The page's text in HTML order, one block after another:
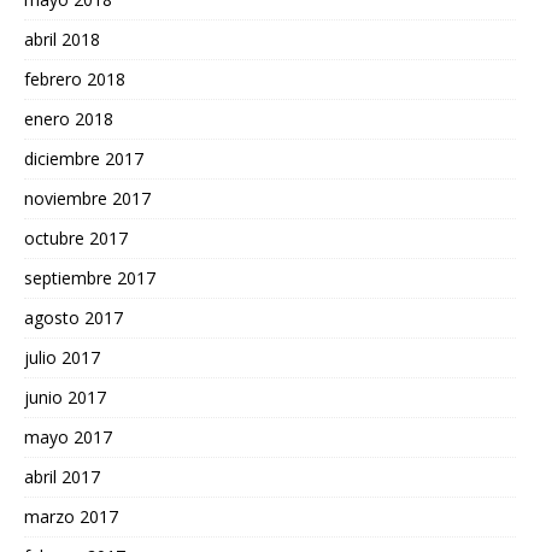
abril 2018
febrero 2018
enero 2018
diciembre 2017
noviembre 2017
octubre 2017
septiembre 2017
agosto 2017
julio 2017
junio 2017
mayo 2017
abril 2017
marzo 2017